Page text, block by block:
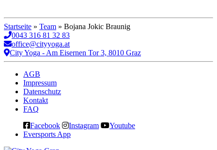
Startseite » Team » Bojana Jokic Braunig
0043 316 81 32 83
office@cityyoga.at
City Yoga - Am Eisernen Tor 3, 8010 Graz
AGB
Impressum
Datenschutz
Kontakt
FAQ
Facebook Instagram Youtube
Eversports App